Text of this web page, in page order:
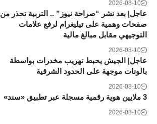
2026-08-10
عاجل| بعد نشر “صراحة نيوز” .. التربية تحذر من
صفحات وهمية على تيليغرام لرفع علامات
التوجيهي مقابل مبالغ مالية
2026-08-10
عاجل| الجيش يحبط تهريب مخدرات بواسطة
بالونات موجهة على الحدود الشرقية
2026-08-10
3 ملايين هوية رقمية مسجلة عبر تطبيق «سند»
2026-08-10